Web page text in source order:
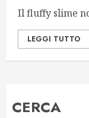
Il fluffy slime
LEGGI TUTTO
CERCA